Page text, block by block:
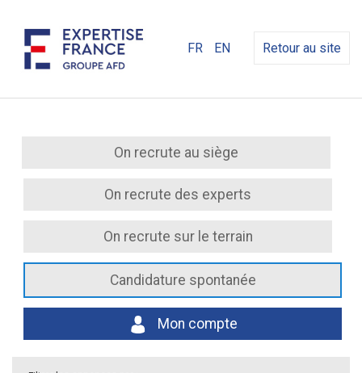
FR EN Retour au site
On recrute au siège
On recrute des experts
On recrute sur le terrain
Candidature spontanée
Mon compte